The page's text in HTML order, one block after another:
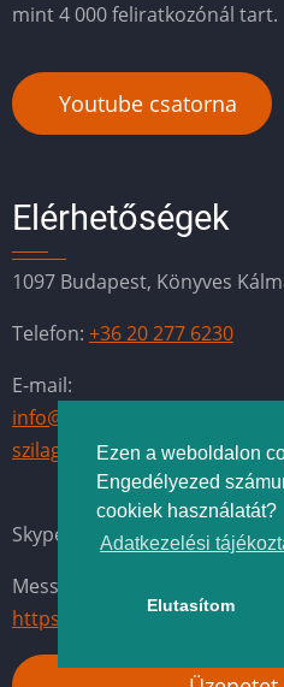
Ezen a weboldalon
Engedélyezed
cookiek használatát?
Adatkezelési
Elutasítom
mint 4 000 feliratkozónál tart.
Youtube csatorna
Elérhetőségek
1097 Budapest, Könyves
Telefon: +36 20 277 6230
E-mail:
info@vallalkozas-okosan.hu
szilagyianita@vallalkozas-
Skype:
vallalkozas.okosan
Messenger chatbot:
https://m.me/